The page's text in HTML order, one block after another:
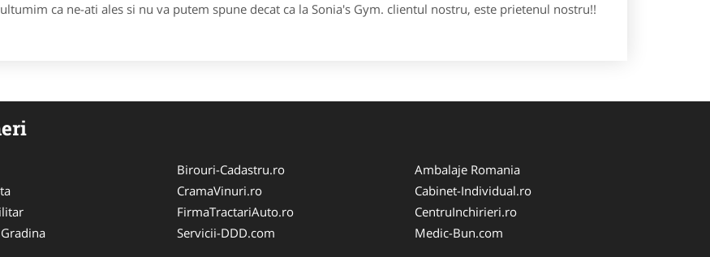
ca ne-ati ales si nu va putem spune decat ca la Sonia's Gym. clientul nostru, este prietenul nostru!!
Birouri-Cadastru.ro
CramaVinuri.ro
FirmaTractariAuto.ro
Servicii-DDD.com
Ambalaje Romania
Cabinet-Individual.ro
CentruInchirieri.ro
Medic-Bun.com